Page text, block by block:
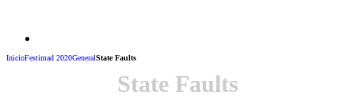
InicioFestimad 2020GeneralState Faults
State Faults